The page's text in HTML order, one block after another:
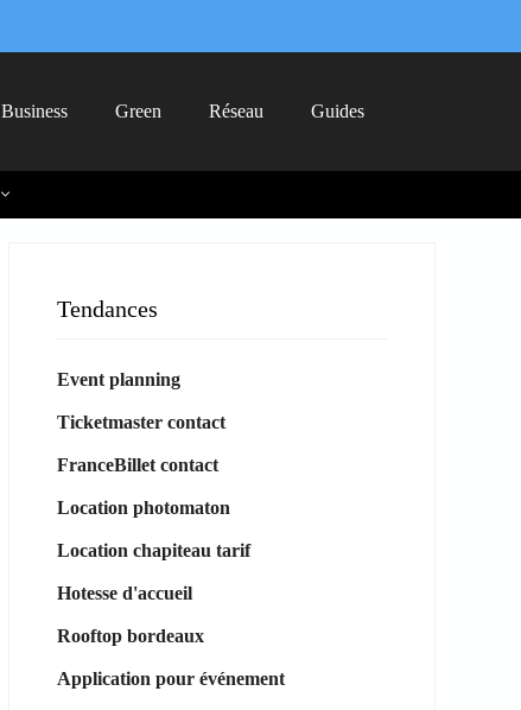
Business Green Réseau Guides
Tendances
Event planning
Ticketmaster contact
FranceBillet contact
Location photomaton
Location chapiteau tarif
Hotesse d'accueil
Rooftop bordeaux
Application pour événement